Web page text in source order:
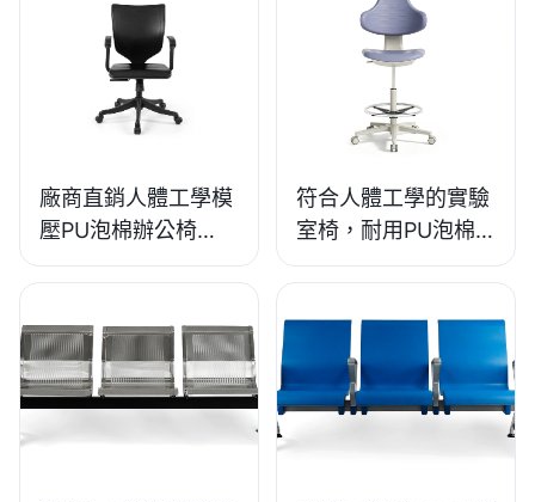
廠商直銷人體工學模
壓PU泡棉辦公椅
IC091 合偉座椅
符合人體工學的實驗
室椅，耐用PU泡棉
材質，LD13 HEWEI